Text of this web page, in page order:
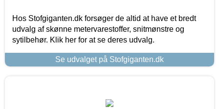
Hos Stofgiganten.dk forsøger de altid at have et bredt
udvalg af skønne metervarestoffer, snitmønstre og
sytilbehør. Klik her for at se deres udvalg.
Se udvalget på Stofgiganten.dk